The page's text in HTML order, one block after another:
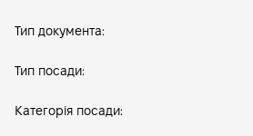
Тип документа:
Тип посади:
Категорія посади: